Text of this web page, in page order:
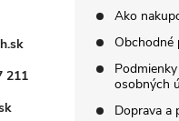
211
Ako
Obchodné
osobných
Doprava a